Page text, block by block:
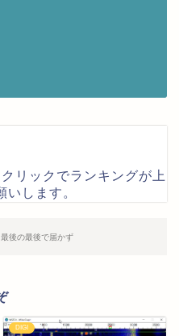
リックでランキングが上
します。
後の最後で届かず
DIGI